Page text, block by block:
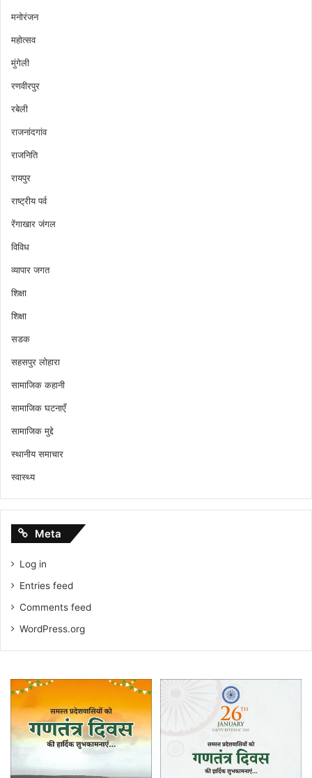
मनोरंजन
महोत्सव
मुंगेली
रणवीरपुर
रबेली
राजनांदगांव
राजनिति
रायपुर
राष्ट्रीय पर्व
रेंगाखार जंगल
विविध
व्यापार जगत
शिक्षा
शिक्षा
सडक
सहसपुर लोहारा
सामाजिक कहानी
सामाजिक घटनाएँ
सामाजिक मुद्दे
स्थानीय समाचार
स्वास्थ्य
Meta
Log in
Entries feed
Comments feed
WordPress.org